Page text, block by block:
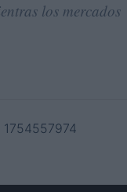
los mercados